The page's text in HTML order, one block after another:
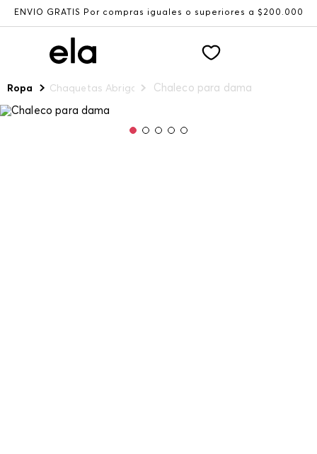
GRATIS Por compras iguales o superiores a $200.000
Ropa Chaquetas Abrigos y ChalecosChaleco para dama